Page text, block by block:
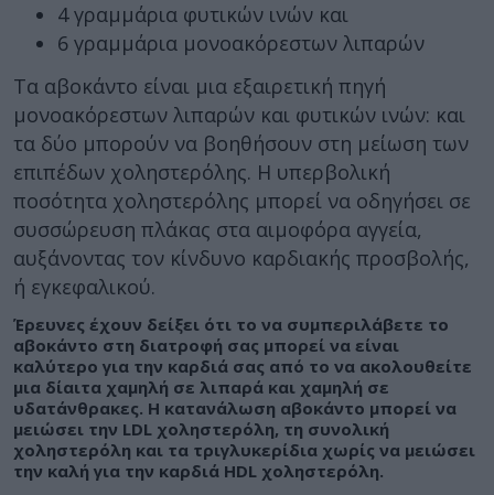
4 γραμμάρια φυτικών ινών και
6 γραμμάρια μονοακόρεστων λιπαρών
Τα αβοκάντο είναι μια εξαιρετική πηγή
μονοακόρεστων λιπαρών και φυτικών ινών: και
τα δύο μπορούν να βοηθήσουν στη μείωση των
επιπέδων χοληστερόλης. Η υπερβολική
ποσότητα χοληστερόλης μπορεί να οδηγήσει σε
συσσώρευση πλάκας στα αιμοφόρα αγγεία,
αυξάνοντας τον κίνδυνο καρδιακής προσβολής,
ή εγκεφαλικού.
Έρευνες έχουν δείξει ότι το να συμπεριλάβετε το
αβοκάντο στη διατροφή σας μπορεί να είναι
καλύτερο για την καρδιά σας από το να ακολουθείτε
μια δίαιτα χαμηλή σε λιπαρά και χαμηλή σε
υδατάνθρακες. Η κατανάλωση αβοκάντο μπορεί να
μειώσει την LDL χοληστερόλη, τη συνολική
χοληστερόλη και τα τριγλυκερίδια χωρίς να μειώσει
την καλή για την καρδιά HDL χοληστερόλη.